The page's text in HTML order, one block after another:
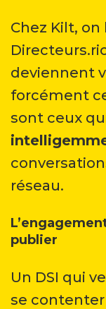
Chez Kilt,
deviennent
forcément
sont ceux
réseau.
publier
Un DSI qui
se